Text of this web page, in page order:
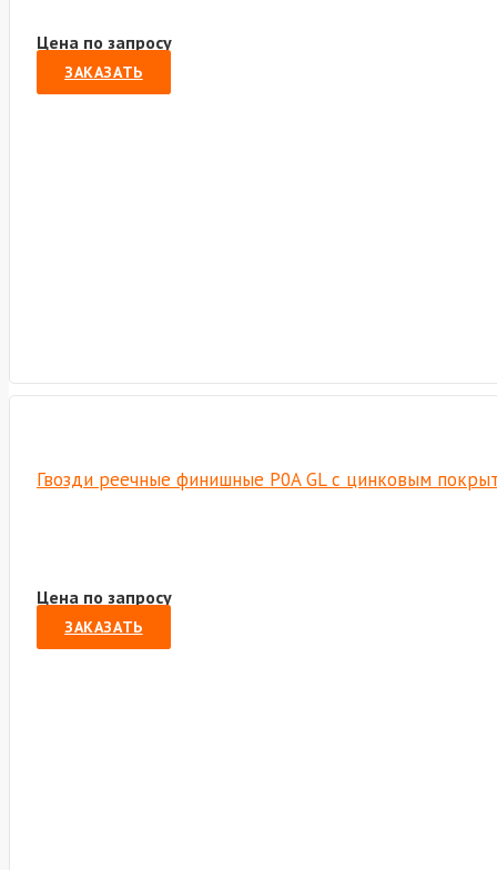
Цена по запросу
ЗАКАЗАТЬ
Гвозди реечные финишные P0A GL с цинковым
Цена по запросу
ЗАКАЗАТЬ